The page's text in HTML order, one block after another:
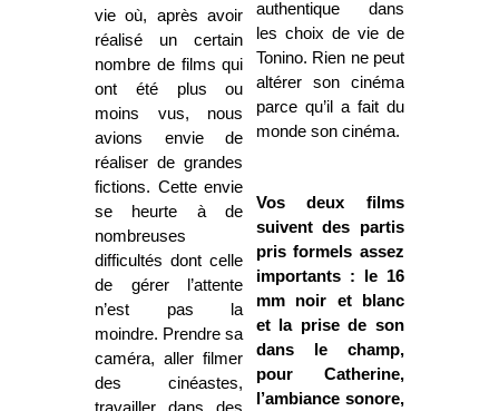
vie où, après avoir
réalisé un certain
nombre de films qui
ont été plus ou
moins vus, nous
avions envie de
réaliser de grandes
fictions. Cette envie
se heurte à de
nombreuses
difficultés dont celle
de gérer l’attente
n’est pas la
moindre. Prendre sa
caméra, aller filmer
des cinéastes,
travailler dans des
authentique dans
les choix de vie de
Tonino. Rien ne peut
altérer son cinéma
parce qu’il a fait du
monde son cinéma.
Vos deux films
suivent des partis
pris formels assez
importants : le 16
mm noir et blanc
et la prise de son
dans le champ,
pour Catherine,
l’ambiance sonore,